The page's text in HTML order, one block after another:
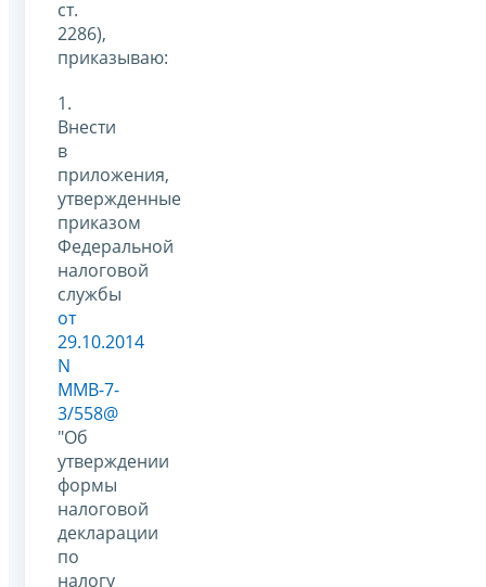
ст.
2286),
приказываю:
1.
Внести
в
приложения,
утвержденные
приказом
Федеральной
налоговой
службы
от
29.10.2014
N
ММВ-7-
3/558@
"Об
утверждении
формы
налоговой
декларации
по
налогу